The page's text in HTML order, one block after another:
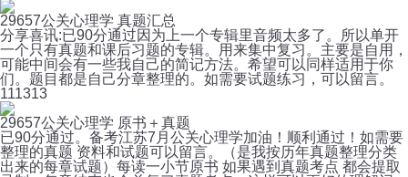
29657公关心理学 真题汇总
分享喜讯:已90分通过因为上一个专辑里音频太多了。所以单开
一个只有真题和课后习题的专辑。用来集中复习。主要是自用，
可能中间会有一些我自己的简记方法。希望可以同样适用于你
们。题目都是自己分章整理的。如需要试题练习，可以留言。
111313
29657公关心理学 原书＋真题
已90分通过。备考江苏7月公关心理学加油！顺利通过！如需要
整理的真题 资料和试题可以留言。（是我按历年真题整理分类
出来的每章试题）每读一小节原书 如果遇到真题考点 都会提取